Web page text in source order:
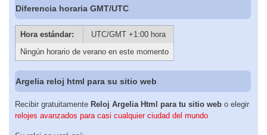
Diferencia horaria GMT/UTC
Hora estándar:
UTC/GMT +1:00 hora
Ningún horario de verano en este momento
Argelia reloj html para su sitio web
Recibir gratuitamente Reloj Argelia Html para tu sitio web o elegir
relojes avanzados para casi cualquier ciudad del mundo